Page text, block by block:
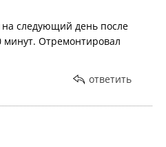
следующий день после
минут. Отремонтировал
ответить